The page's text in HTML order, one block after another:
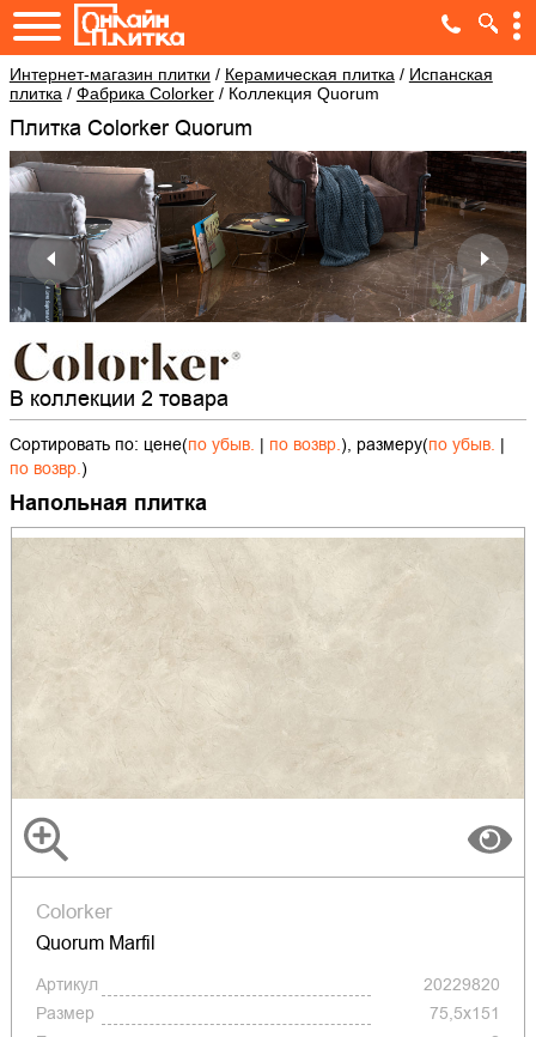
Интернет-магазин плитки / Керамическая плитка / Испанская
плитка / Фабрика Colorker/ Коллекция Quorum
Плитка Colorker Quorum
В коллекции 2 товара
Сортировать по: цене(по убыв. | по возвр.), размеру(по убыв. |
по возвр.)
Напольная плитка
Colorker
Quorum Marfil
Артикул
20229820
Размер
75,5x151